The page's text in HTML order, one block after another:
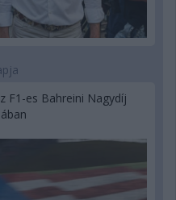
F1-es Bahreini Nagydíj